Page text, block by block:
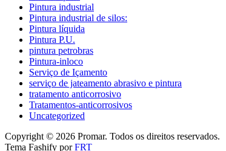
Pintura industrial
Pintura industrial de silos:
Pintura líquida
Pintura P.U.
pintura petrobras
Pintura-inloco
Serviço de Içamento
serviço de jateamento abrasivo e pintura
tratamento anticorrosivo
Tratamentos-anticorrosivos
Uncategorized
Copyright © 2026 Promar. Todos os direitos reservados.
Tema Fashify porFRT